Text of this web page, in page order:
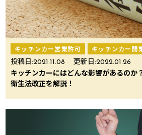
キッチンカー営業許可 キッチンカー開
投稿日:2021.11.08 更新日:2022.01.26
キッチンカーにはどんな影響があるのか
衛生法改正を解説！